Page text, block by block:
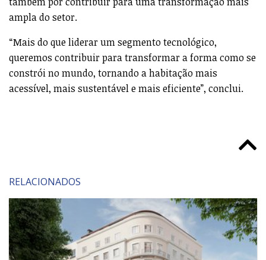
ampla do setor.
“Mais do que liderar um segmento tecnológico,
queremos contribuir para transformar a forma como se
constrói no mundo, tornando a habitação mais
acessível, mais sustentável e mais eficiente”, conclui.
RELACIONADOS